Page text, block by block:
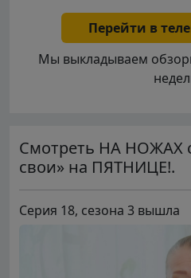
Перейти в
Мы выкладываем
Смотреть НА НОЖАХ
свои» на ПЯТНИЦЕ!.
Серия 18, сезона 3 вышла